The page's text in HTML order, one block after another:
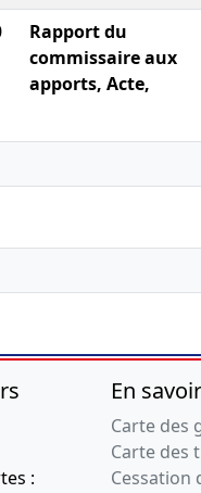
Rapport du
commissaire aux
apports, Acte,
Divers
Procès-verbal du
Statuts mis à jour
Transfert du siège
social , Changement de
président du conseil
d'administration ,
:
En
Carte des
Carte des
Cessation